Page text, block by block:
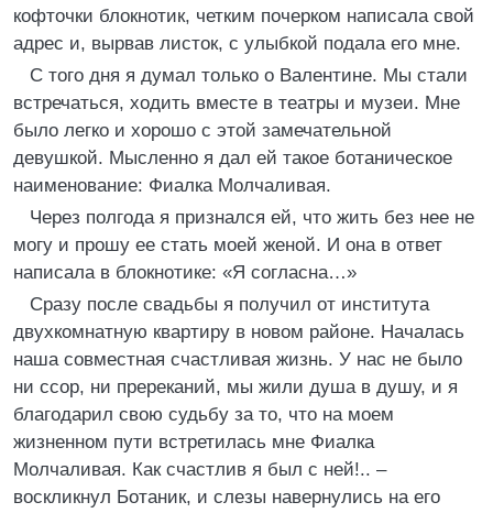
кофточки блокнотик, четким почерком написала свой
адрес и, вырвав листок, с улыбкой подала его мне.
С того дня я думал только о Валентине. Мы стали
встречаться, ходить вместе в театры и музеи. Мне
было легко и хорошо с этой замечательной
девушкой. Мысленно я дал ей такое ботаническое
наименование: Фиалка Молчаливая.
Через полгода я признался ей, что жить без нее не
могу и прошу ее стать моей женой. И она в ответ
написала в блокнотике: «Я согласна…»
Сразу после свадьбы я получил от института
двухкомнатную квартиру в новом районе. Началась
наша совместная счастливая жизнь. У нас не было
ни ссор, ни пререканий, мы жили душа в душу, и я
благодарил свою судьбу за то, что на моем
жизненном пути встретилась мне Фиалка
Молчаливая. Как счастлив я был с ней!.. –
воскликнул Ботаник, и слезы навернулись на его